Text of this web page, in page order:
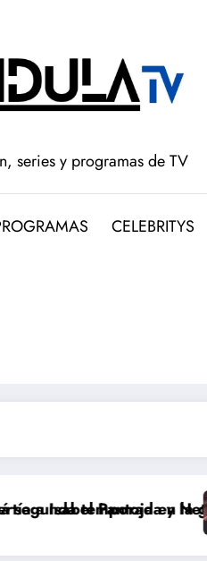
series y programas de TV
CELEBRITYS
en la gran antagonista
y Netflix cambia el
Pepón y